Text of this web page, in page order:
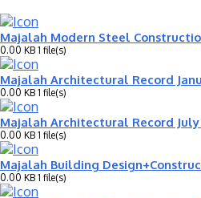
Majalah Modern Steel
0.00 KB 1 file(s)
Majalah Architectural Record
0.00 KB 1 file(s)
Majalah Architectural Record July
0.00 KB 1 file(s)
Majalah Building
0.00 KB 1 file(s)